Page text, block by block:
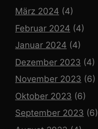
März 2024 (4)
Februar 2024 (4)
Januar 2024 (4)
Dezember 2023 (4)
November 2023 (6)
Oktober 2023 (6)
September 2023 (6)